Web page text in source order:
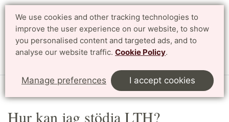
We use cookies and other tracking technologies to
improve the user experience on our website, to show
you personalised content and targeted ads, and to
analyse our website traffic. Cookie Policy.
Manage preferences I accept cookies
Search Svenska
Start Alumni Hur kan jag stödja LTH?
Hur kan jag stödja LTH?